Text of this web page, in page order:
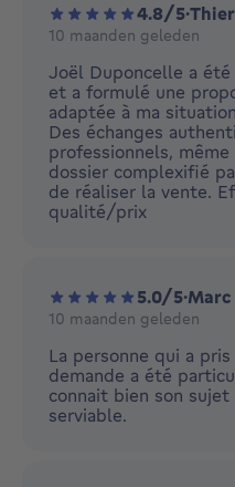
4.8/5·
10 maanden geleden
Joël Duponcelle a
et a formulé une
adaptée à ma
Des échanges
professionnels,
dossier complexifié
de réaliser la vente.
qualité/prix
5.0/5·Marc
10 maanden geleden
La personne qui a
demande a été
connait bien son
serviable.